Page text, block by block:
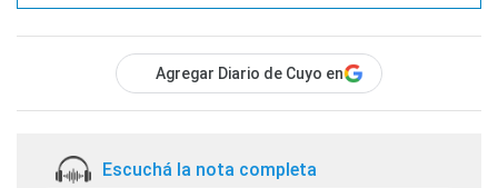
Agregar Diario de Cuyo en
Escuchá la nota completa